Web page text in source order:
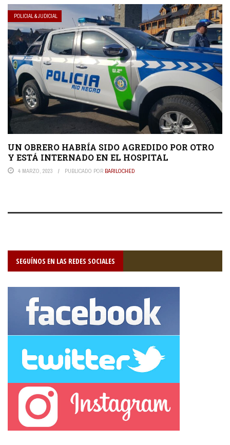
POLICIAL & JUDICIAL
UN OBRERO HABRÍA SIDO AGREDIDO POR OTRO
Y ESTÁ INTERNADO EN EL HOSPITAL
4 MARZO, 2023 PUBLICADO POR BARILOCHED
SEGUÍNOS EN LAS REDES SOCIALES